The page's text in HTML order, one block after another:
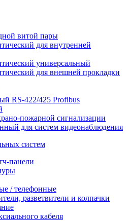
витой пары
для внутренней
универсальный
для внешней прокладки
RS-422/425 Profibus
пожарной сигнализации
для систем видеонаблюдения
систем
панели
/ телефонные
разветвители и колпачки
кабеля